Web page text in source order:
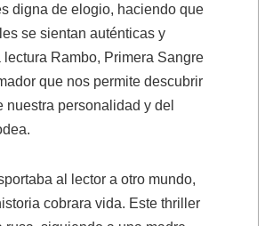
digna de elogio, haciendo que
se sientan auténticas y
Rambo, Primera Sangre
que nos permite descubrir
nuestra personalidad y del
al lector a otro mundo,
cobrara vida. Este thriller